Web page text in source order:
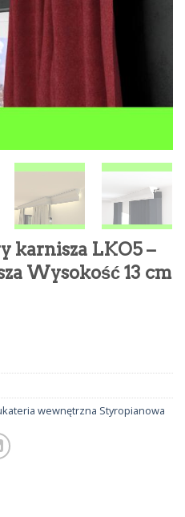
karnisza LKO5 –
Wysokość 13 cm
wewnętrzna Styropianowa